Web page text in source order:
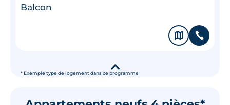
* Exemple type de logement dans ce programme
Balcon
🗞 📞
▾